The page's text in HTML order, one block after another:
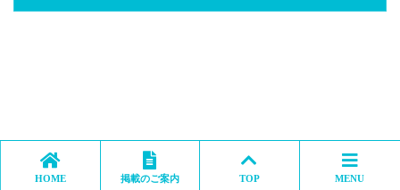
HOME 掲載のご案内 TOP MENU